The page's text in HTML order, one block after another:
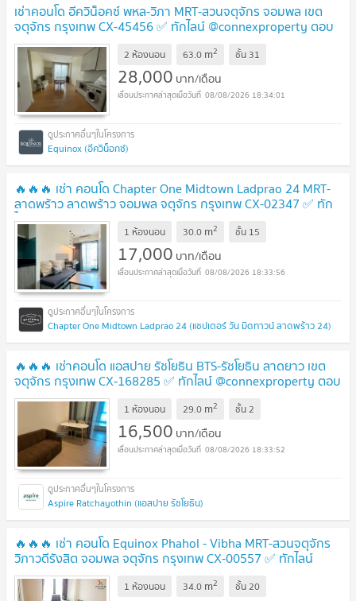
เช่าคอนโด อีควิน็อคซ์ พหล-วิภา MRT-สวนจตุจักร จอมพล เขต
จตุจักร กรุงเทพ CX-45456 ✅ ทักไลน์ @connexproperty ตอบ
ทันที ทีมงานมืออาชีพ ✅
2 ห้องนอน 63.0 m2 ชั้น 31
28,000 บาท/เดือน
08/08/2026 18:34:01
Equinox (อีควิน็อกซ์)
🔥🔥🔥 เช่า คอนโด Chapter One Midtown Ladprao 24 MRT-
ลาดพร้าว ลาดพร้าว จอมพล จตุจักร กรุงเทพ CX-02347 ✅ ทัก
ไลน์ @connexproperty ตอบทันที ทีมงานมืออาชีพ ✅ 🔥🔥🔥
1 ห้องนอน 30.0 m2 ชั้น 15
17,000 บาท/เดือน
08/08/2026 18:33:56
Chapter One Midtown Ladprao 24 (แชปเตอร์ วัน มิดทาวน์ ลาดพร้าว 24)
🔥🔥🔥 เช่าคอนโด แอสปาย รัชโยธิน BTS-รัชโยธิน ลาดยาว เขต
จตุจักร กรุงเทพ CX-168285 ✅ ทักไลน์ @connexproperty ตอบ
ทันที ทีมงานมืออาชีพ ✅ 🔥🔥🔥
1 ห้องนอน 29.0 m2 ชั้น2
16,500 บาท/เดือน
08/08/2026 18:33:52
Aspire Ratchayothin (แอสปาย รัชโยธิน)
🔥🔥🔥 เช่า คอนโด Equinox Phahol - Vibha MRT-สวนจตุจักร
วิภาวดีรังสิต จอมพล จตุจักร กรุงเทพ CX-00557 ✅ ทักไลน์
@connexproperty ตอบทันที ทีมงานมืออาชีพ ✅ 🔥🔥🔥
1 ห้องนอน 34.0 m2 ชั้น20